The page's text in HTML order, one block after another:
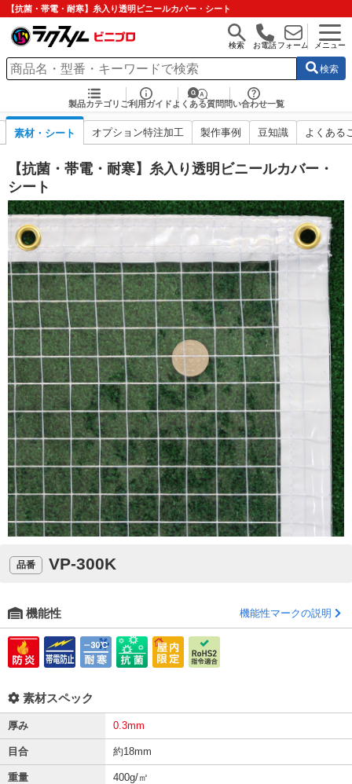
【抗菌・帯電・耐寒】糸入り透明ビニールカバー・シート
検索 お電話フォーム メニュー
検索
製品カテゴリ ご利用ガイド よくある質問 問い合わせ一覧
素材・シート オプション特注加工 製作事例 豆知識 よくある
【抗菌・帯電・耐寒】糸入り透明ビニールカバー・
シート
品番 VP-300K
機能性 機能性マークの説明
素材スペック
厚み 0.3mm
目合 約18mm
重量 400g/㎡